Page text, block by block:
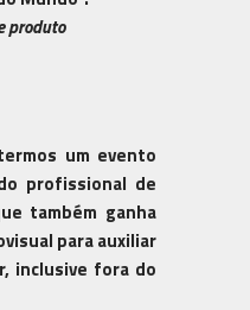
produto
um evento
profissional de
também ganha
para auxiliar
inclusive fora do